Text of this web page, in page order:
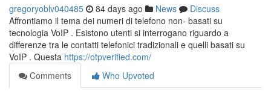
gregoryoblv040485 84 days ago News
Discuss
Affrontiamo il tema dei numeri di telefono non- basati su
tecnologia VoIP . Esistono utenti si interrogano riguardo a
differenze tra le contatti telefonici tradizionali e quelli basati su
VoIP . Questa https://otpverified.com/
Comments
Who Upvoted